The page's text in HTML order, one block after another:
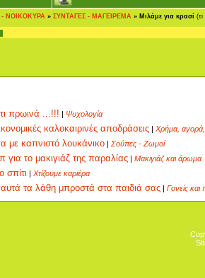
- ΝΟΙΚΟΚΥΡΑ » ΣΥΝΤΑΓΕΣ - ΜΑΓΕΙΡΕΜΑ » Μιλάμε για κρασί
πρωινά ...!!! | Ψυχολογία
καλοκαιρινές αποδράσεις | Χρήμα, αγορά,
με καπνιστό λουκάνικο | Σούπες - Ζωμοί
για το μακιγιάζ της παραλίας | Μακιγιάζ και άρωμα
σπίτι | Χτίζουμε καριέρα
τα λάθη μπροστά στα παιδιά σας | Γονείς και